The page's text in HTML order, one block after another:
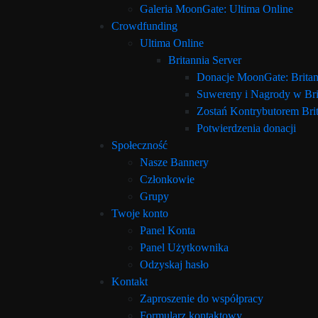
Galeria MoonGate: Ultima Online
Crowdfunding
Ultima Online
Britannia Server
Donacje MoonGate:
Suwereny i Nagrody w
Zostań Kontrybutorem
Potwierdzenia donacji
Społeczność
Nasze Bannery
Członkowie
Grupy
Twoje konto
Panel Konta
Panel Użytkownika
Odzyskaj hasło
Kontakt
Zaproszenie do współpracy